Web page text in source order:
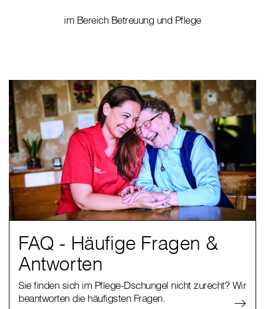
im Bereich Betreuung und Pflege
FAQ - Häufige Fragen &
Antworten
Sie finden sich im Pflege-Dschungel nicht zurecht? Wir
beantworten die häufigsten Fragen.